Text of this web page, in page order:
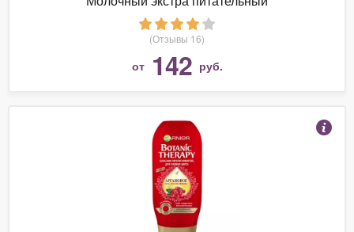
(Отзывы 16)
от 142 руб.